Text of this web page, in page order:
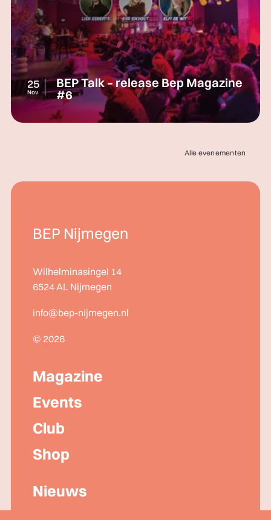
25
Nov
BEP Talk – release Bep Magazine
#6
Alle evenementen
BEP Nijmegen
Wilhelminasingel 14
6524 AL Nijmegen
info@bep-nijmegen.nl
© 2026
Magazine
Events
Club
Shop
Nieuws